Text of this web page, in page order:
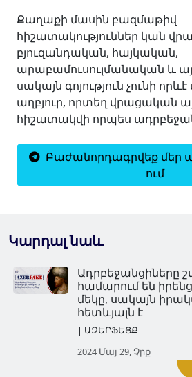
Կարդալ նաև
Քաղաքի մասին բազմաթիվ
հիշատակություններ կան
բյուզանդական, հայկական,
արաբամուսուլմանական և այլ
սակայն գոյություն չունի
աղբյուր, որտեղ վրացական
հիշատակվի որպես
Բաժանորդագրվեք մեր
ում